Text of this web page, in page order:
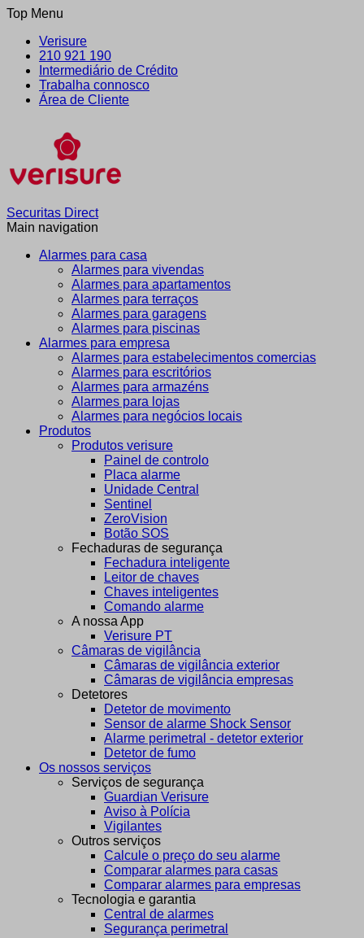
Top Menu
Verisure
210 921 190
Intermediário de Crédito
Trabalha connosco
Área de Cliente
Securitas Direct
Main navigation
Alarmes para casa
Alarmes para vivendas
Alarmes para apartamentos
Alarmes para terraços
Alarmes para garagens
Alarmes para piscinas
Alarmes para empresa
Alarmes para estabelecimentos comercias
Alarmes para escritórios
Alarmes para armazéns
Alarmes para lojas
Alarmes para negócios locais
Produtos
Produtos verisure
Painel de controlo
Placa alarme
Unidade Central
Sentinel
ZeroVision
Botão SOS
Fechaduras de segurança
Fechadura inteligente
Leitor de chaves
Chaves inteligentes
Comando alarme
A nossa App
Verisure PT
Câmaras de vigilância
Câmaras de vigilância exterior
Câmaras de vigilância empresas
Detetores
Detetor de movimento
Sensor de alarme Shock Sensor
Alarme perimetral - detetor exterior
Detetor de fumo
Os nossos serviços
Serviços de segurança
Guardian Verisure
Aviso à Polícia
Vigilantes
Outros serviços
Calcule o preço do seu alarme
Comparar alarmes para casas
Comparar alarmes para empresas
Tecnologia e garantia
Central de alarmes
Segurança perimetral